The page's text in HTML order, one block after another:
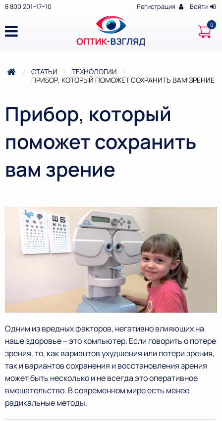
8 800 201‒17‒10 Регистрация Войти
СТАТЬИ
ТЕХНОЛОГИИ
ТЕКУЩАЯ:
ПРИБОР, КОТОРЫЙ ПОМОЖЕТ СОХРАНИТЬ ВАМ ЗРЕНИЕ
Прибор, который
поможет сохранить
вам зрение
Одним из вредных факторов, негативно влияющих на
наше здоровье – это компьютер. Если говорить о потере
зрения, то, как вариантов ухудшения или потери зрения,
так и вариантов сохранения и восстановления зрения
может быть несколько и не всегда это оперативное
вмешательство. В современном мире есть менее
радикальные методы.